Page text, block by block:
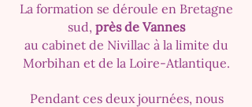
La formation se déroule en Bretagne
sud, près de Vannes
au cabinet de Nivillac à la limite du
Morbihan et de la Loire-Atlantique.
Pendant ces deux journées, nous